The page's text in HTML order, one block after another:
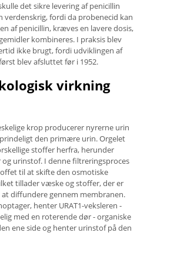
det sikre levering af penicillin
verdenskrig, fordi da probenecid kan
af ​​penicillin, kræves en lavere dosis,
kombineres. I praksis blev
ikke brugt, fordi udviklingen af
blev afsluttet før i 1952.
virkning
krop producerer nyrerne urin
den primære urin. Orgelet
stoffer herfra, herunder
urinstof. I denne filtreringsproces
til at skifte den osmotiske
tillader væske og stoffer, der er
diffundere gennem membranen.
henter URAT1-veksleren -
med en roterende dør - organiske
ene side og henter urinstof på den